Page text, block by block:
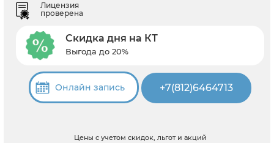
Лицензия
проверена
Скидка дня на КТ
Выгода до 20%
Онлайн запись +7(812)6464713
Цены с учетом скидок, льгот и акций